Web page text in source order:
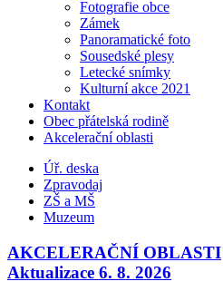
Fotografie obce
Zámek
Panoramatické foto
Sousedské plesy
Letecké snímky
Kulturní akce 2021
Kontakt
Obec přátelská rodině
Akcelerační oblasti
Úř. deska
Zpravodaj
ZŠ a MŠ
Muzeum
AKCELERAČNÍ OBLASTI
Aktualizace 6. 8. 2026